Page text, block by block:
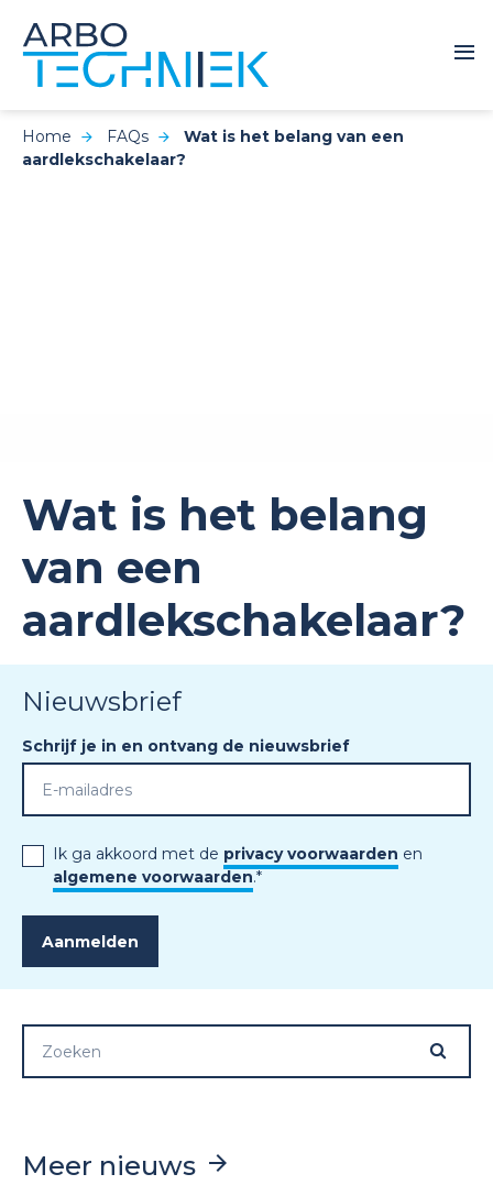
Home FAQs
Wat is het belang van een
aardlekschakelaar?
Wat is het belang
van een
aardlekschakelaar?
Nieuwsbrief
Schrijf je in en ontvang de nieuwsbrief
Ik ga akkoord met de privacy voorwaarden en
algemene voorwaarden.*
Meer nieuws